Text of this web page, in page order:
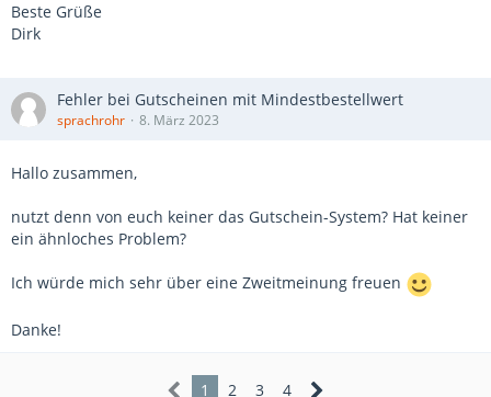
Beste Grüße
Dirk
Fehler bei Gutscheinen mit Mindestbestellwert
sprachrohr 8. März 2023
Hallo zusammen,
nutzt denn von euch keiner das Gutschein-System? Hat keiner
ein ähnloches Problem?
Ich würde mich sehr über eine Zweitmeinung freuen
Danke!
1 2 3 4